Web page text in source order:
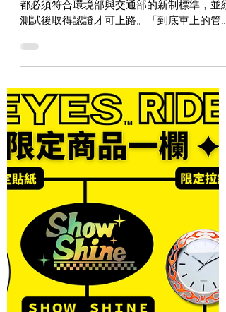
看看日本怎麼做？關於車檢時的排
氣管檢驗與標準
從明年開始，只要是排氣管經過改裝的車輛，
都必須符合環境部與交通部的新制標準，並經
沒有符合標準？能不能通過檢驗？對性能會不
會造成影響？」，這項新法在公布後肯定讓許
多車主感到不安，而隨著網路上不斷傳出測試
過程搞壞引擎的事件，近來也開始有人...